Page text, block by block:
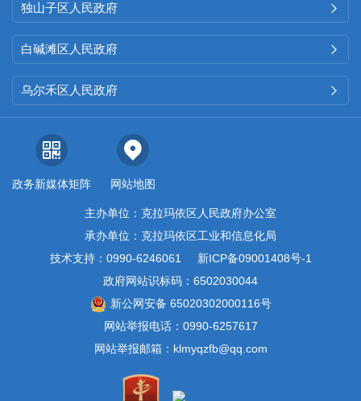
息公开保密审查流程，对拟公开
的公文信息从严审核把关，从源
头做好公开信息的审核把关工
作，确保内容务实具体、重点明
晰
。在公开内容方面，
小拐乡人民政府工作机构、预
的相关信息，2025年主动公开小
拐乡人民政府信息
10条。
（二）依申请公开情况
2025年，克拉玛依区小拐乡
件，引起行政复议
独山子区人民政府 
白碱滩区人民政府 
乌尔禾区人民政府 
政务新媒体矩阵 网站地图
主办单位：克拉玛依区人民政府办公室
承办单位：克拉玛依区工业和信息化局
技术支持：0990-6246061
新ICP备09001408号-1
政府网站识标码：6502030044
新公网安备 65020302000116号
网站举报电话：0990-6257617
网站举报邮箱：klmyqzfb@qq.com